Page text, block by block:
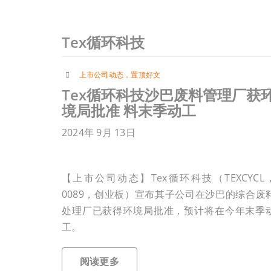
Tex循环科技
上市公司动态 ，置顶好文
Tex循环科技沙巴废料管理厂获
境局批准 料末季动工
2024年 9月 13日
【上市公司动态】Tex循环科技（TEXCYCL，
0089，创业板）宣布其子公司在沙巴的综合废
处理厂已获得环境局批准，预计将在今年末季
工。
阅读更多